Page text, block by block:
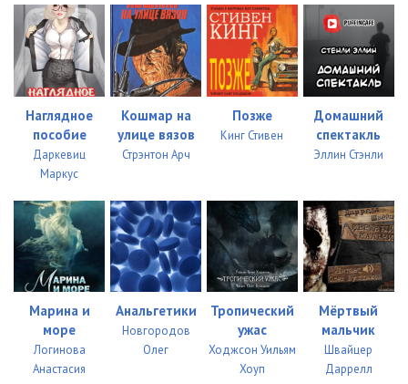
Наглядное
пособие
Даркевиц
Маркус
Кошмар на
улице вязов
Стрэнтон Арч
Позже
Кинг Стивен
Домашний
спектакль
Эллин Стэнли
Марина и
море
Логинова
Анастасия
Анальгетики
Новгородов
Олег
Тропический
ужас
Ходжсон Уильям
Хоуп
Мёртвый
мальчик
Швайцер
Даррелл